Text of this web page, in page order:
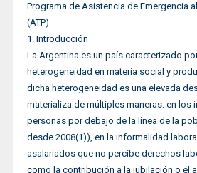
Programa de Asistencia de Emergencia
(ATP)
1. Introducción
La Argentina es un país caracterizado
heterogeneidad en materia social y
dicha heterogeneidad es una elevada
materializa de múltiples maneras: en los
personas por debajo de la línea de la
desde 2008(1)), en la informalidad
asalariados que no percibe derechos
como la contribución a la jubilación o el